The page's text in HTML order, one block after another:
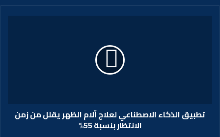
تطبيق الذكاء الاصطناعي لعلاج آلام الظهر يقلل من زمن
الانتظار بنسبة 55%